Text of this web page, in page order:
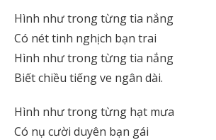
Hình như trong từng tia nắng
Có nét tinh nghịch bạn trai
Hình như trong từng tia nắng
Biết chiều tiếng ve ngân dài.
Hình như trong từng hạt mưa
Có nụ cười duyên bạn gái